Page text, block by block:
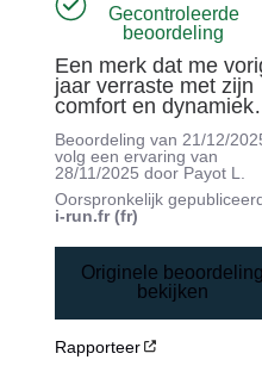
Gecontroleerde
beoordeling
Een merk dat me
jaar verraste met zijn
comfort en
Beoordeling van 21/12/
volg een ervaring van
28/11/2025 door Payot L.
Oorspronkelijk
i-run.fr (fr)
Originele
bekijken
Rapporteer